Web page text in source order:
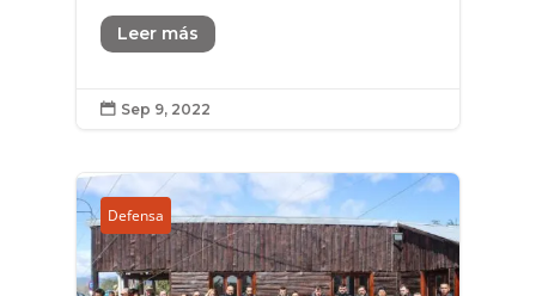
Leer más
 Sep 9, 2022
Defensa